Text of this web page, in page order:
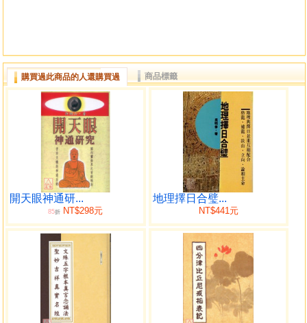
2.36張精繪占卜卡牌
3.文殊菩薩卡
4.占卜方法與卦象詳解專書《西藏密宗占卜法》
5.精裝書盒，盒內精緻燙印文殊咒輪，開盒即為最佳占
密宗眾多術數中，西藏密宗占卜法最簡易並直指人心，
且最殊勝。
西藏密宗占卜法這一法門，是以文殊師利菩薩作為本
尊，由藏密寧瑪派的巖傳導師文殊怙主不敗尊者蔣貢密彭法
王(Jamgon Mipham 1846-1912)依據諸佛密續而編纂的。它
的權威性，來自具足諸佛智慧的文殊菩薩，文殊菩薩稱為
「大智」，能使用各種善巧方便使眾生悟入諸法實性，實是
最偉大的教育家。
購買過此商品的人還購買過 商品標籤
開天眼神通研...
85折 NT$298元
地理擇日合璧...
NT$441元